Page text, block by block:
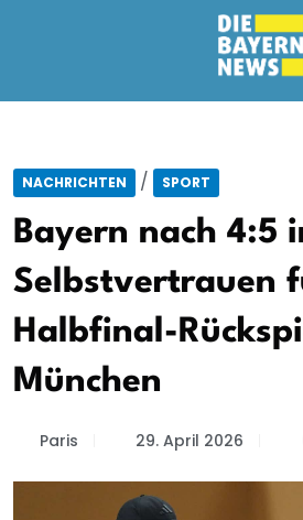
NACHRICHTEN / SPORT
Bayern nach 4:5
Selbstvertrauen
Halbfinal-
München
Paris 29. April 2026